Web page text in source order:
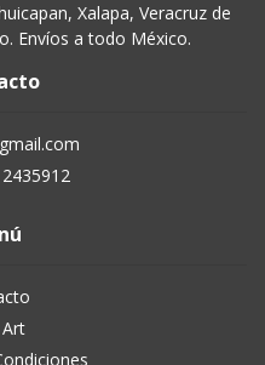
Xalapa, Veracruz de
Envíos a todo México.